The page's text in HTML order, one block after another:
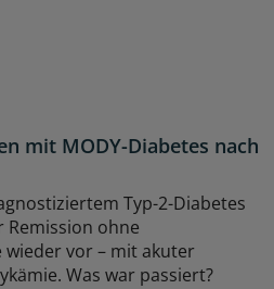
mit MODY-Diabetes nach
Typ-2-Diabetes
Remission ohne
vor – mit akuter
Was war passiert?